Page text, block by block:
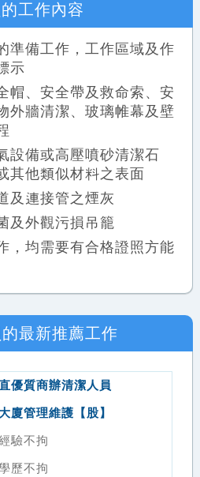
的工作內容
準備工作，工作區域及作
示
帽、安全帶及救命索、安
外牆清潔、玻璃帷幕及壁
設備或高壓噴砂清潔石
其他類似材料之表面
及連接管之煙灰
及外觀污損吊籠
，均需要有合格證照方能
的最新推薦工作
優質商辦清潔人員
廈管理維護【股】
驗不拘
歷不拘